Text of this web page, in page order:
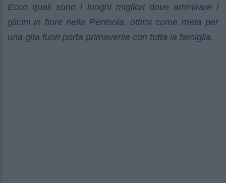
Ecco quali sono i luoghi migliori dove ammirare i
glicini in fiore nella Penisola, ottimi come meta per
una gita fuori porta primaverile con tutta la famiglia.